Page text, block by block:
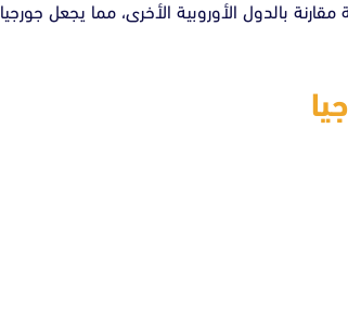
بالدول الأوروبية الأخرى، مما يجعل جورجيا